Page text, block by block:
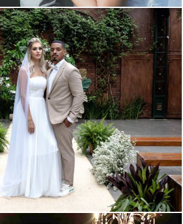
3